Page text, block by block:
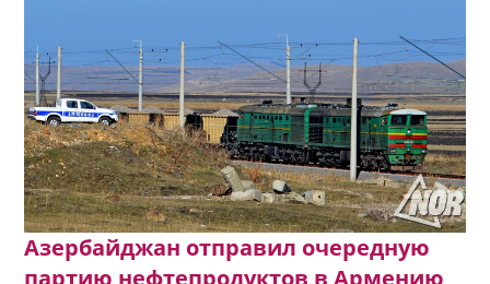
Азербайджан отправил очередную
партию нефтепродуктов в Армению